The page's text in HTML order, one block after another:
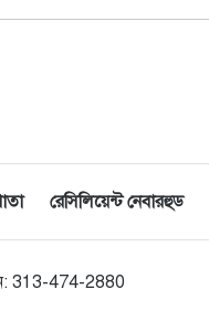
তালিকা তৈরিতে
রেসিলিয়েন্ট নেবারহুড
313-474-2880